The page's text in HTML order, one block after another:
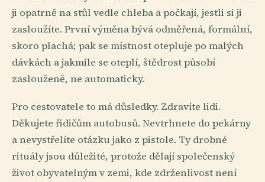
ji opatrně na stůl vedle chleba a počkají, jestli si ji
zasloužíte. První výměna bývá odměřená, formální,
skoro plachá; pak se místnost otepluje po malých
dávkách a jakmile se oteplí, štědrost působí
zaslouženě, ne automaticky.
Pro cestovatele to má důsledky. Zdravíte lidi.
Děkujete řidičům autobusů. Nevtrhnete do pekárny
a nevystřelíte otázku jako z pistole. Ty drobné
rituály jsou důležité, protože dělají společenský
život obyvatelným v zemi, kde zdrženlivost není